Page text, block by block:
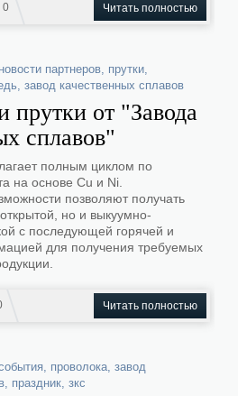
0 Читать полностью
новости партнеров, прутки,
, завод качественных сплавов
прутки от "Завода
сплавов"
полным циклом по
на основе Cu и Ni.
позволяют получать
но и выкуумно-
с последующей горячей и
для получения требуемых
Читать полностью
, проволока, завод
, праздник, зкс